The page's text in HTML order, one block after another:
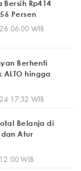
Bersih Rp414
Persen
06:00 WIB
Berhenti
hingga
17:32 WIB
Belanja di
Atur
WIB